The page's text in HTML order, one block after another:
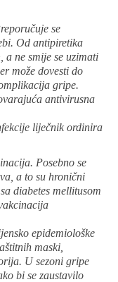
se
Od antipiretika
a ne smije se uzimati
može dovesti do
gripe.
antivirusna
liječnik ordinira
Posebno se
a to su hronični
diabetes mellitusom
epidemiološke
maski,
U sezoni gripe
bi se zaustavilo